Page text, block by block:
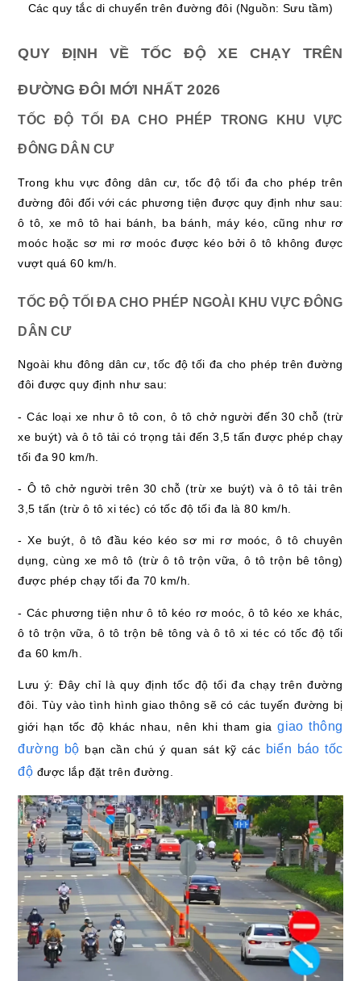
Các quy tắc di chuyển trên đường đôi (Nguồn: Sưu tầm)
QUY ĐỊNH VỀ TỐC ĐỘ XE CHẠY TRÊN
ĐƯỜNG ĐÔI MỚI NHẤT 2026
TỐC ĐỘ TỐI ĐA CHO PHÉP TRONG KHU VỰC
ĐÔNG DÂN CƯ
Trong khu vực đông dân cư, tốc độ tối đa cho phép trên
đường đôi đối với các phương tiện được quy định như sau:
ô tô, xe mô tô hai bánh, ba bánh, máy kéo, cũng như rơ
moóc hoặc sơ mi rơ moóc được kéo bởi ô tô không được
vượt quá 60 km/h.
TỐC ĐỘ TỐI ĐA CHO PHÉP NGOÀI KHU VỰC ĐÔNG
DÂN CƯ
Ngoài khu đông dân cư, tốc độ tối đa cho phép trên đường
đôi được quy định như sau:
- Các loại xe như ô tô con, ô tô chở người đến 30 chỗ (trừ
xe buýt) và ô tô tải có trọng tải đến 3,5 tấn được phép chạy
tối đa 90 km/h.
- Ô tô chở người trên 30 chỗ (trừ xe buýt) và ô tô tải trên
3,5 tấn (trừ ô tô xi téc) có tốc độ tối đa là 80 km/h.
- Xe buýt, ô tô đầu kéo kéo sơ mi rơ moóc, ô tô chuyên
dụng, cùng xe mô tô (trừ ô tô trộn vữa, ô tô trộn bê tông)
được phép chạy tối đa 70 km/h.
- Các phương tiện như ô tô kéo rơ moóc, ô tô kéo xe khác,
ô tô trộn vữa, ô tô trộn bê tông và ô tô xi téc có tốc độ tối
đa 60 km/h.
Lưu ý: Đây chỉ là quy định tốc độ tối đa chạy trên đường
đôi. Tùy vào tình hình giao thông sẽ có các tuyến đường bị
giới hạn tốc độ khác nhau, nên khi tham giagiao thông
đường bộ bạn cần chú ý quan sát kỹ các biển báo tốc
độ được lắp đặt trên đường.